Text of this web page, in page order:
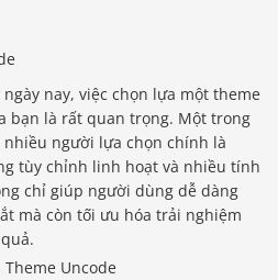
nay, việc chọn lựa một theme
bạn là rất quan trọng. Một trong
người lựa chọn chính là
tùy chỉnh linh hoạt và nhiều tính
chỉ giúp người dùng dễ dàng
mà còn tối ưu hóa trải nghiệm
Uncode